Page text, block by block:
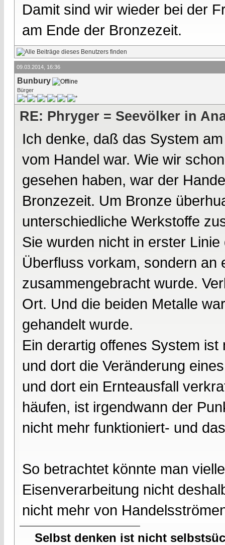
Damit sind wir wieder bei der
am Ende der Bronzezeit.
09.03.2014, 16:36
Bunbury
Bürger
RE: Phryger = Seevölker in
Ich denke, daß das System
vom Handel war. Wie wir
gesehen haben, war der
Bronzezeit. Um Bronze
unterschiedliche Werkstoffe
Sie wurden nicht in erster
Überfluss vorkam, sondern an
zusammengebracht wurde.
Ort. Und die beiden Metalle
gehandelt wurde.
Ein derartig offenes System
und dort die Veränderung
und dort ein Ernteausfall
häufen, ist irgendwann der
nicht mehr funktioniert- und
So betrachtet könnte man
Eisenverarbeitung nicht
nicht mehr von
Selbst denken ist nicht